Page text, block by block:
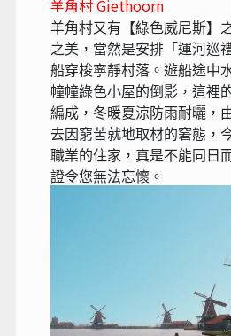
羊角村 Giethoorn
羊角村又有【綠色威尼斯】
之美，當然是安排「運河巡
船穿梭寧靜村落。遊船途中
幢幢綠色小屋的倒影，這裡
編成，冬暖夏涼防雨耐曬，
去因窮苦就地取材的窘態，
職業的住家，真是不能同日
證令您無法忘懷。